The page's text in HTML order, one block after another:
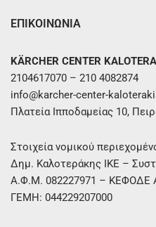
ΕΠΙΚΟΙΝΩΝΙΑ
KÄRCHER CENTER
2104617070 – 210 4082874
info@karcher-center-
Πλατεία Ιπποδαμείας 10,
Στοιχεία νομικού
Δημ. Καλοτεράκης ΙΚΕ –
Α.Φ.Μ. 082227971 – ΚΕΦΟΔΕ
ΓΕΜΗ: 044229207000